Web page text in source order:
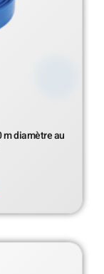
m diamètre au